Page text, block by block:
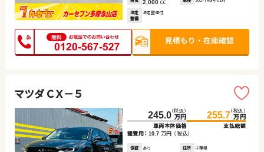
2,000
法定
整備
法定整備付
マツダ ＣＸ－５
245.0（税込）
万円
車両本体価格
255.7（税込）
万円
支払総額
諸費用： 10.7 万円 （税込）
保証 あり 住所
千葉県